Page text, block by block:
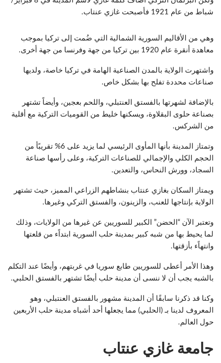
شباط من عام 1921 فأصبحت غازي عنتاب.
وهي من الأقاليم السورية الشمالية التي ضُمت إلى تركيا بموجب
معاهدة أنقرة عام 1920 بين تركيا من جهة وفرنسا من جهة أخرى.
واشتهرت الولاية بالمدن الصناعية الهامة في تركيا خاصة، ولديها
صناعات محددة تفلح بها بشكل خاص.
بالإضافة لشهرتها بالفستق العنتبلي، واللحم بعجين، وأيضاً تشتهر
بصناعة حلوى البقلاوة، ويسكنها خليط من القوميات التركية مع أقلية
من الشركس.
وتمتاز المدينة بأنها المأوى الرئيسي لما يزيد على 6% تقريبًأ من
الحجم الكلي والإجمالي للصناعات التركية، وعلى رأسها صناعة
السجاد، وورش النحاس، والتعدين.
ويمتاز السكان بغازي عنتاب بنشاطهم الزراعي المميز، حيث تشتهر
الولاية بإنتاجها للعنب، والزينون، والفستق التركي وغيرها.
وتعتبر الآن “الحضن” الكبير للسوريين عن غيرها من الولايات، وذلك
لما يحيط بها من شبه كبير بمدينة حلب السورية ابتداًء من قلعتها
وانتهاًء بأزقتها.
وهذا الأمر أعطى للسوريين طابع سوريا في غربتهم، وأيضًا عند التكلم
بالشبه يجب أن لا ننسى أن مدينة حلب أيضًا تشتهر بالفستق الحلبي.
وكنا قد ذكرنا سابقًا أن المدينة مشهور بالفستق العنتبلي، وهو
المعروف لدينا بـ (الحلبي) مما يجعلها أحد أشباه مدينة حلب الأربعين
حول العالم.
جامعة غازي عنتاب